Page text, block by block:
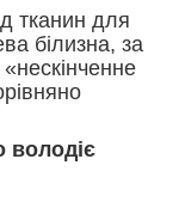
тканин для
білизна, за
володіє